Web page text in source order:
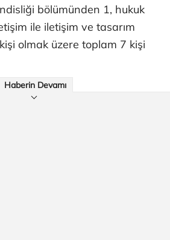
bölümünden 1, hukuk
ile iletişim ve tasarım
olmak üzere toplam 7 kişi
Haberin Devamı